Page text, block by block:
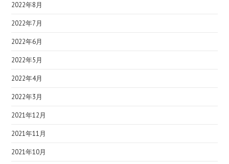
2022年8月
2022年7月
2022年6月
2022年5月
2022年4月
2022年3月
2021年12月
2021年11月
2021年10月